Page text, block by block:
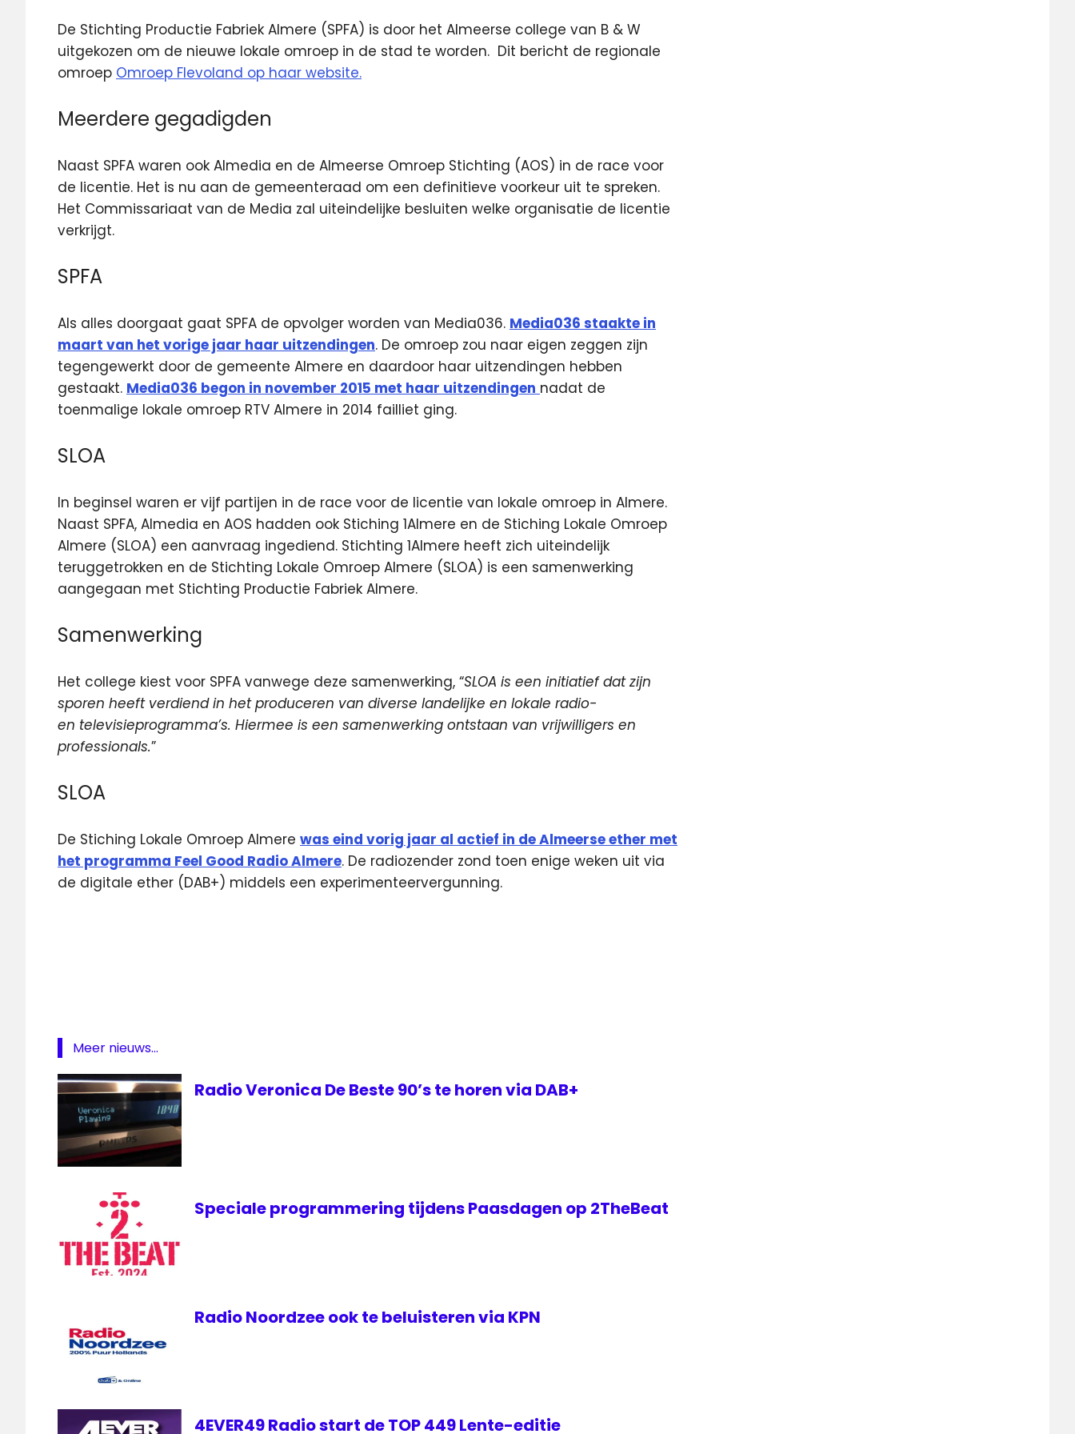
De Stichting Productie Fabriek Almere (SPFA) is door het Almeerse college van B & W
uitgekozen om de nieuwe lokale omroep in de stad te worden. Dit bericht de regionale
omroep Omroep Flevoland op haar website.
Meerdere gegadigden
Naast SPFA waren ook Almedia en de Almeerse Omroep Stichting (AOS) in de race voor
de licentie. Het is nu aan de gemeenteraad om een definitieve voorkeur uit te spreken.
Het Commissariaat van de Media zal uiteindelijke besluiten welke organisatie de licentie
verkrijgt.
SPFA
Als alles doorgaat gaat SPFA de opvolger worden van Media036. Media036 staakte in
maart van het vorige jaar haar uitzendingen. De omroep zou naar eigen zeggen zijn
tegengewerkt door de gemeente Almere en daardoor haar uitzendingen hebben
gestaakt. Media036 begon in november 2015 met haar uitzendingen nadat de
toenmalige lokale omroep RTV Almere in 2014 failliet ging.
SLOA
In beginsel waren er vijf partijen in de race voor de licentie van lokale omroep in Almere.
Naast SPFA, Almedia en AOS hadden ook Stiching 1Almere en de Stiching Lokale Omroep
Almere (SLOA) een aanvraag ingediend. Stichting 1Almere heeft zich uiteindelijk
teruggetrokken en de Stichting Lokale Omroep Almere (SLOA) is een samenwerking
aangegaan met Stichting Productie Fabriek Almere.
Samenwerking
Het college kiest voor SPFA vanwege deze samenwerking, “SLOA is een initiatief dat zijn
sporen heeft verdiend in het produceren van diverse landelijke en lokale radio-
en televisieprogramma’s. Hiermee is een samenwerking ontstaan van vrijwilligers en
professionals.”
SLOA
De Stiching Lokale Omroep Almere was eind vorig jaar al actief in de Almeerse ether met
het programma Feel Good Radio Almere. De radiozender zond toen enige weken uit via
de digitale ether (DAB+) middels een experimenteervergunning.
SLOA
SPFA
Meer nieuws...
Radio Veronica De Beste 90’s te horen via DAB+
Speciale programmering tijdens Paasdagen op 2TheBeat
Radio Noordzee ook te beluisteren via KPN
4EVER49 Radio start de TOP 449 Lente-editie